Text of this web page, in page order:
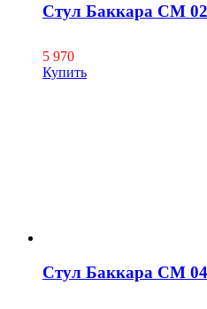
Стул Баккара СМ 02
5 970
Купить
Стул Баккара СМ